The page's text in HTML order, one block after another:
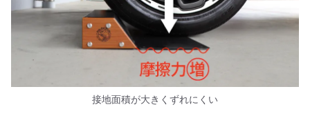
接地面積が大きくずれにくい